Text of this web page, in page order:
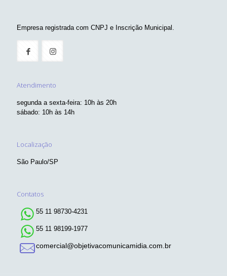
Empresa registrada com CNPJ e Inscrição Municipal.
Atendimento
segunda a sexta-feira: 10h às 20h
sábado: 10h às 14h
Localização
São Paulo/SP
Contatos
55 11 98730-4231
55 11 98199-1977
comercial@objetivacomunicamidia.com.br